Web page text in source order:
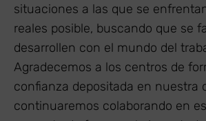
situaciones a las que se
reales posible, buscando que se
desarrollen con el mundo del
Agradecemos a los centros de
confianza depositada en nuestra
continuaremos colaborando en